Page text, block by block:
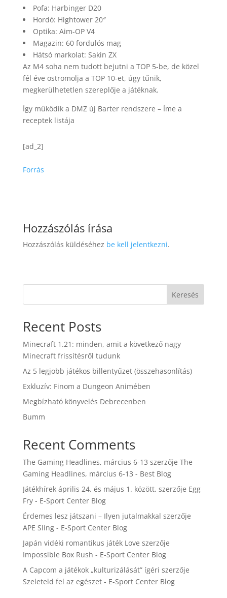
Pofa: Harbinger D20
Hordó: Hightower 20″
Optika: Aim-OP V4
Magazin: 60 fordulós mag
Hátsó markolat: Sakin ZX
Az M4 soha nem tudott bejutni a TOP 5-be, de közel
fél éve ostromolja a TOP 10-et, úgy tűnik,
megkerülhetetlen szereplője a játéknak.
Így működik a DMZ új Barter rendszere – Íme a
receptek listája
[ad_2]
Forrás
Hozzászólás írása
Hozzászólás küldéséhez be kell jelentkezni.
Keresés
Recent Posts
Minecraft 1.21: minden, amit a következő nagy
Minecraft frissítésről tudunk
Az 5 legjobb játékos billentyűzet (összehasonlítás)
Exkluzív: Finom a Dungeon Animében
Megbízható könyvelés Debrecenben
Bumm
Recent Comments
The Gaming Headlines, március 6-13 szerzője The
Gaming Headlines, március 6-13 - Best Blog
Játékhírek április 24. és május 1. között, szerzője Egg
Fry - E-Sport Center Blog
Érdemes lesz játszani – Ilyen jutalmakkal szerzője
APE Sling - E-Sport Center Blog
Japán vidéki romantikus játék Love szerzője
Impossible Box Rush - E-Sport Center Blog
A Capcom a játékok „kulturizálását” ígéri szerzője
Szeleteld fel az egészet - E-Sport Center Blog